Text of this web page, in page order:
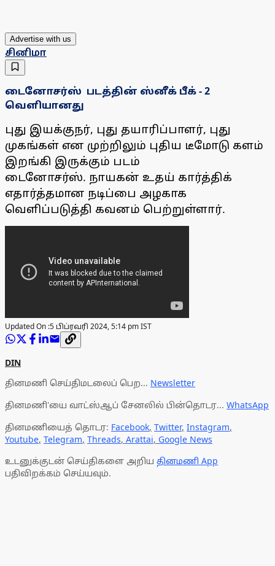
Advertise with us
சினிமா
டைனோசர்ஸ் படத்தின் ஸ்னீக் பீக் - 2
வெளியானது
புது இயக்குநர், புது தயாரிப்பாளர், புது
முகங்கள் என முற்றிலும் புதிய டீமோடு களம்
இறங்கி இருக்கும் படம்
டைனோசர்ஸ். நாயகன் உதய் கார்த்திக்
எதார்த்தமான நடிப்பை அழகாக
வெளிப்படுத்தி கவனம் பெற்றுள்ளார்.
Updated On :5 பிப்ரவரி 2024, 5:14 pm IST
DIN
தினமணி செய்திமடலைப் பெற... Newsletter
தினமணி'யை வாட்ஸ்ஆப் சேனலில் பின்தொடர... WhatsApp
தினமணியைத் தொடர: Facebook, Twitter, Instagram,
Youtube, Telegram, Threads, Arattai, Google News
உடனுக்குடன் செய்திகளை அறிய தினமணி App
பதிவிறக்கம் செய்யவும்.